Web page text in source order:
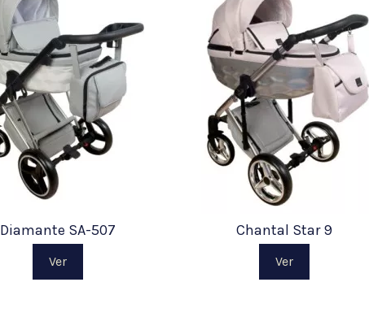
Diamante SA-507
Ver
Chantal Star 9
Ver